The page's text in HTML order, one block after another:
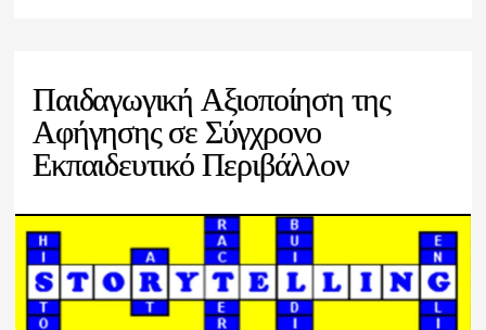
Παιδαγωγική Αξιοποίηση της
Αφήγησης σε Σύγχρονο
Εκπαιδευτικό Περιβάλλον